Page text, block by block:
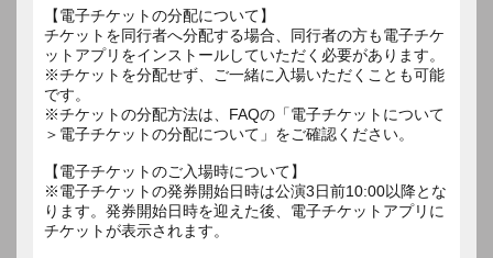
【電子チケットの分配について】
チケットを同行者へ分配する場合、同行者の方も電子チケ
ットアプリをインストールしていただく必要があります。
※チケットを分配せず、ご一緒に入場いただくことも可能
です。
※チケットの分配方法は、FAQの「電子チケットについて
＞電子チケットの分配について」をご確認ください。
【電子チケットのご入場時について】
※電子チケットの発券開始日時は公演3日前10:00以降とな
ります。発券開始日時を迎えた後、電子チケットアプリに
チケットが表示されます。